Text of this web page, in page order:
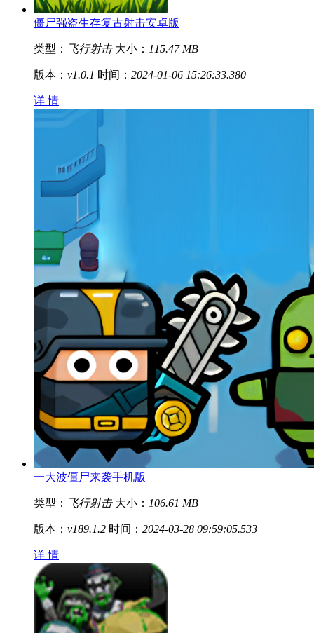
僵尸强盗生存复古射击安卓版
类型： 飞行射击 大小： 115.47 MB
版本： v1.0.1 时间： 2024-01-06 15:26:33.380
详 情
一大波僵尸来袭手机版
类型： 飞行射击 大小： 106.61 MB
版本： v189.1.2 时间： 2024-03-28 09:59:05.533
详 情